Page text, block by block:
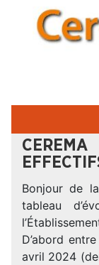
Bonjour de
tableau
D’abord
avril 2024